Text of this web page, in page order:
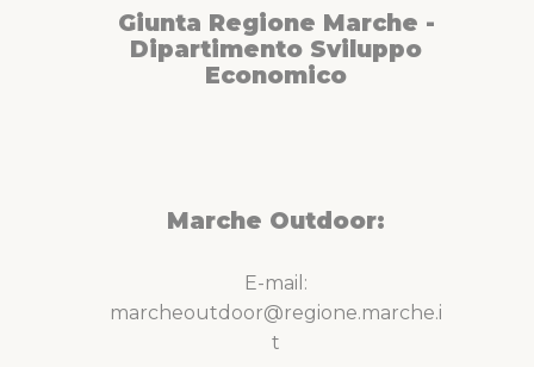
Giunta Regione Marche -
Dipartimento Sviluppo
Economico
Marche Outdoor:
E-mail:
marcheoutdoor@regione.marche.i
t